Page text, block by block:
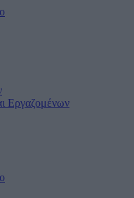
Εργαζομένων